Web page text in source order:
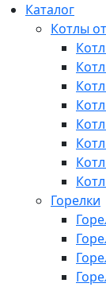
Каталог
Котлы
Горелки